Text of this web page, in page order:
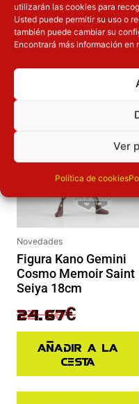
utilizarán las cookies para
Usted puede permitir su uso o
también puede cambiar su
Encontrará más información en
Ver
Política de cookies
OTROS
Novedades
Figura Kano Gemini
Cosmo Memoir Saint
Seiya 18cm
32.90€
24.67€
Añadir a la
cesta